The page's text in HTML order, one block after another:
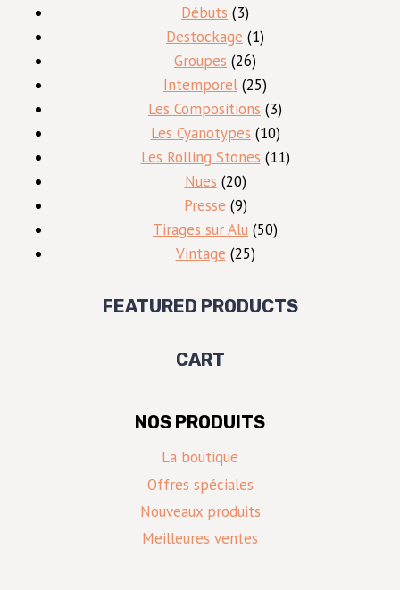
Débuts 33
produits
Destockage 11
Groupes 2626
produits
Intemporel 2525
produits
Les Compositions 33
produits
Les Cyanotypes 1010
produits
Les Rolling Stones 1111
Nues 2020
produits
Presse 99
produits
Tirages sur Alu 5050
Vintage 2525
FEATURED PRODUCTS
CART
NOS PRODUITS
La boutique
Offres spéciales
Nouveaux produits
Meilleures ventes